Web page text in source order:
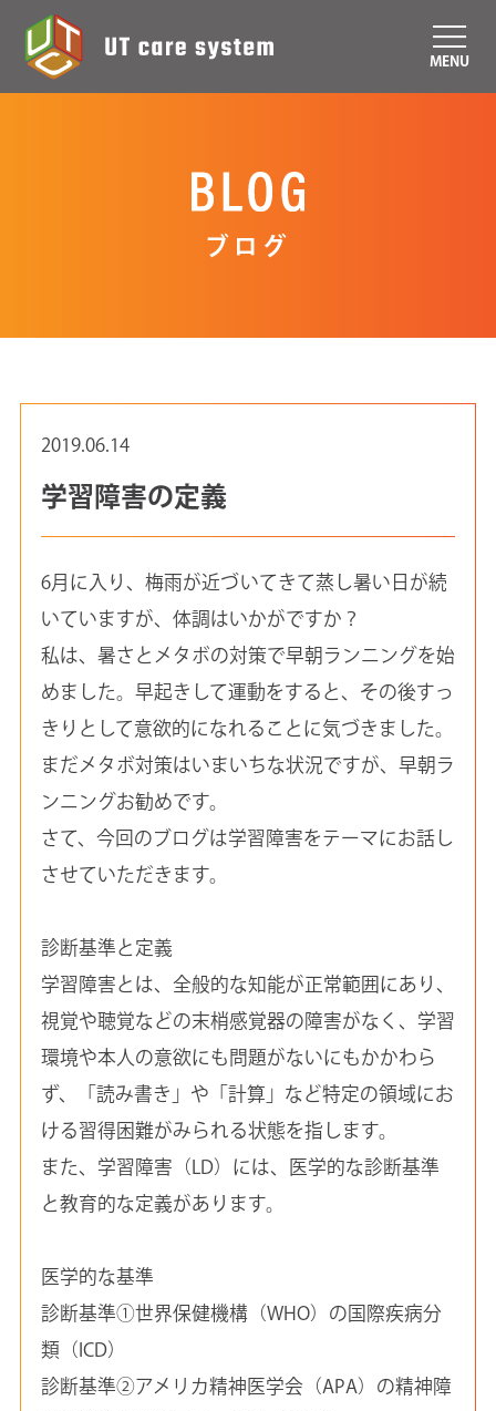
MENU
ブログ
2019.06.14
学習障害の定義
6月に入り、梅雨が近づいてきて蒸し暑い日が続
いていますが、体調はいかがですか？
私は、暑さとメタボの対策で早朝ランニングを始
めました。早起きして運動をすると、その後すっ
きりとして意欲的になれることに気づきました。
まだメタボ対策はいまいちな状況ですが、早朝ラ
ンニングお勧めです。
さて、今回のブログは学習障害をテーマにお話し
させていただきます。
診断基準と定義
学習障害とは、全般的な知能が正常範囲にあり、
視覚や聴覚などの末梢感覚器の障害がなく、学習
環境や本人の意欲にも問題がないにもかかわら
ず、「読み書き」や「計算」など特定の領域にお
ける習得困難がみられる状態を指します。
また、学習障害（LD）には、医学的な診断基準
と教育的な定義があります。
医学的な基準
診断基準①世界保健機構（WHO）の国際疾病分
類（ICD）
診断基準②アメリカ精神医学会（APA）の精神障